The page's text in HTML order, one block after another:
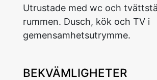
Utrustade med wc och
rummen. Dusch, kök och TV i
gemensamhetsutrymme.
BEKVÄMLIGHETER